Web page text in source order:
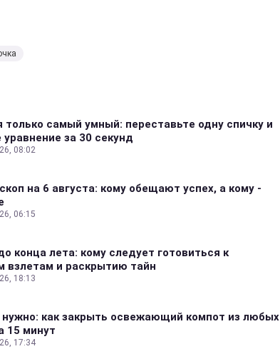
только самый умный: переставьте одну спичку и
уравнение за 30 секунд
08:02
на 6 августа: кому обещают успех, а кому -
06:15
конца лета: кому следует готовиться к
взлетам и раскрытию тайн
18:13
нужно: как закрыть освежающий компот из любых
15 минут
17:34